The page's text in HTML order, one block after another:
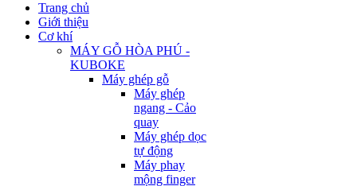
Trang chủ
Giới thiệu
Cơ khí
MÁY GỖ HÒA PHÚ -
KUBOKE
Máy ghép gỗ
Máy ghép
ngang - Cảo
quay
Máy ghép dọc
tự động
Máy phay
mộng finger